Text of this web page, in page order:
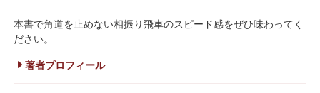
本書で角道を止めない相振り飛車のスピード感をぜひ味わってく
ださい。
著者プロフィール